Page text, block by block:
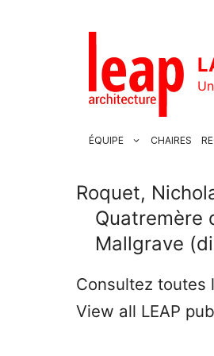
ÉQUIPE CHAIRES
Roquet,
Quatremère
Mallgrave
Consultez toutes
View all LEAP